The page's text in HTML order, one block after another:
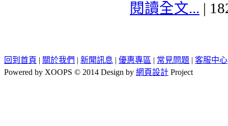
閱讀全文... |
回到首頁 | 關於我們 | 新聞訊息 | 優惠專區 | 常見問題 | 客服中心
Powered by XOOPS © 2014 Design by 網頁設計 Project